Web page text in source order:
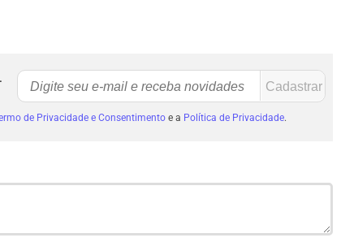
de Privacidade e Consentimentoe a Política de Privacidade.